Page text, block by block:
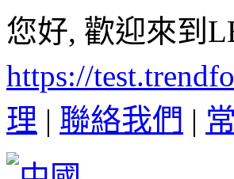
您好, 歡迎來到
https://
理 | 聯絡我們 |